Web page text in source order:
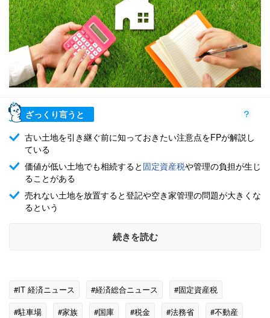
ざっくり言うと
古い土地を引き継ぐ前に知っておきたい注意点をFPが解説し
ている
価値が低い土地でも相続すると 固定資産税や管理の負担が生じ
ることがある
売れない土地を放置すると登記や空き家管理の問題が大きくな
るという
続きを読む
#IT 経済ニュース #経済総合ニュース
#固定資産税
#駐車場
#家族 #国庫 #税金 #法務省
#不動産